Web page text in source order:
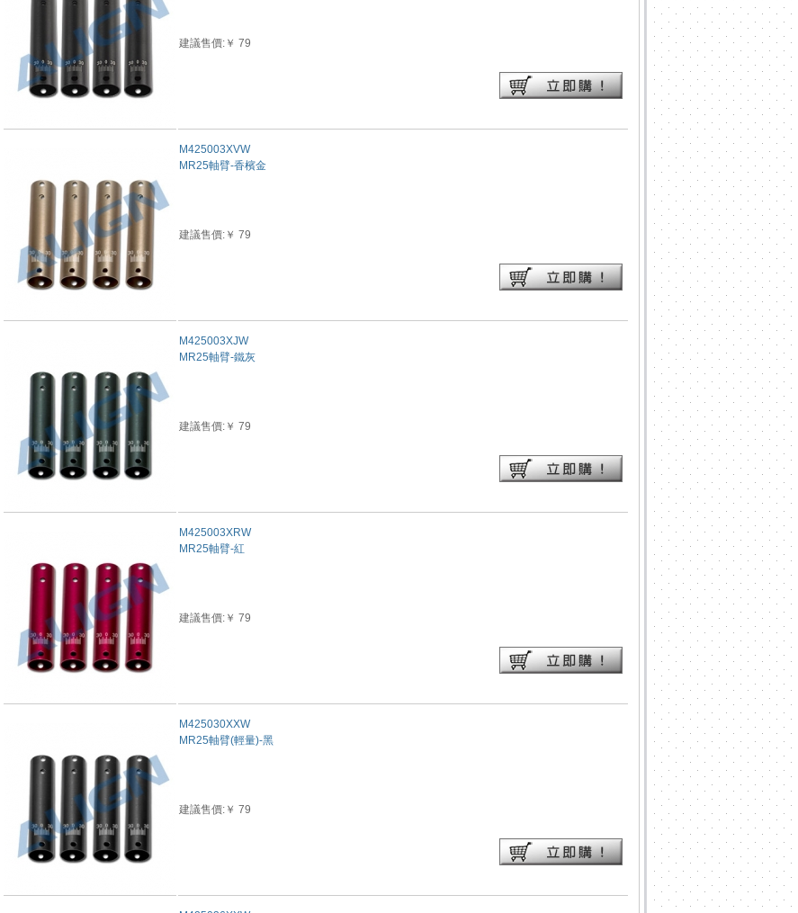
建議售價:￥ 79
M425003XVW
MR25軸臂-香檳金
建議售價:￥ 79
M425003XJW
MR25軸臂-鐵灰
建議售價:￥ 79
M425003XRW
MR25軸臂-紅
建議售價:￥ 79
M425030XXW
MR25軸臂(輕量)-黑
建議售價:￥ 79